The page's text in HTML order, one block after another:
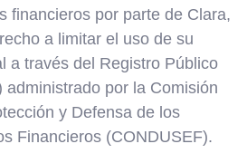
financieros por parte de Clara,
a limitar el uso de su
a través del Registro Público
administrado por la Comisión
y Defensa de los
Financieros (CONDUSEF).